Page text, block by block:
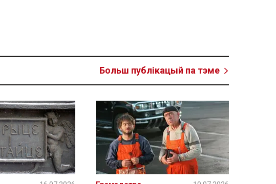
Больш публікацый па тэме